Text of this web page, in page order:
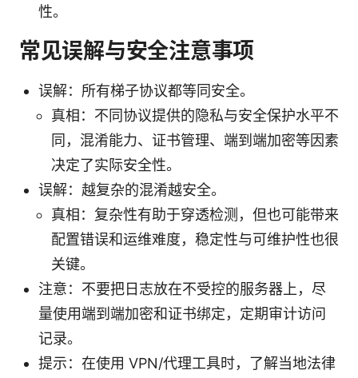
性。
常见误解与安全注意事项
误解：所有梯子协议都等同安全。
真相：不同协议提供的隐私与安全保护水平不
同，混淆能力、证书管理、端到端加密等因素
决定了实际安全性。
误解：越复杂的混淆越安全。
真相：复杂性有助于穿透检测，但也可能带来
配置错误和运维难度，稳定性与可维护性也很
关键。
注意：不要把日志放在不受控的服务器上，尽
量使用端到端加密和证书绑定，定期审计访问
记录。
提示：在使用 VPN/代理工具时，了解当地法律